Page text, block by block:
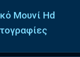
Μουνί Hd